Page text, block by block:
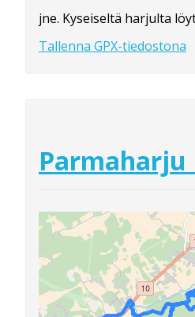
jne. Kyseiseltä harjulta
Tallenna GPX-tiedostona
Parmaharju